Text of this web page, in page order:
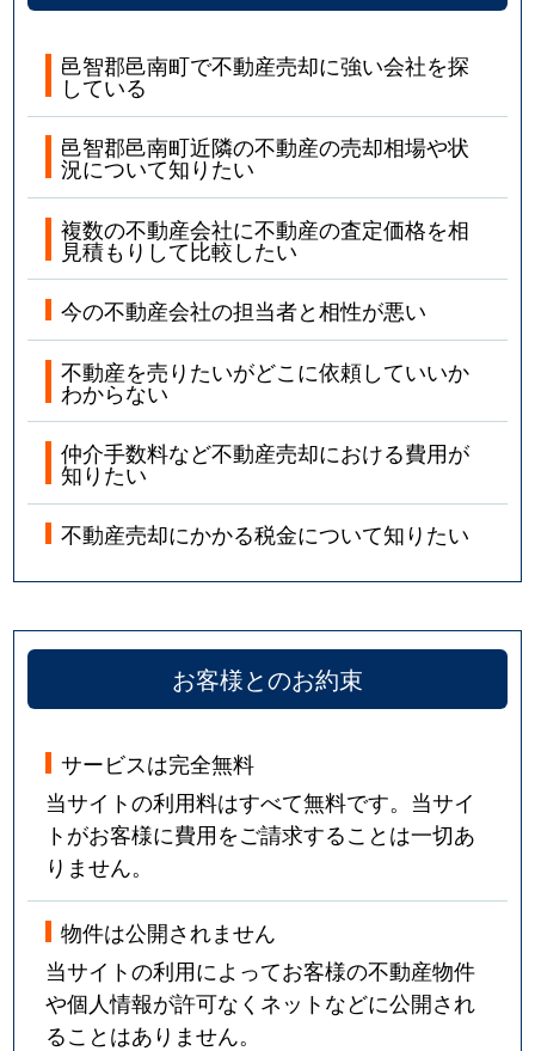
邑智郡邑南町で不動産売却に強い会社を探
している
邑智郡邑南町近隣の不動産の売却相場や状
況について知りたい
複数の不動産会社に不動産の査定価格を相
見積もりして比較したい
今の不動産会社の担当者と相性が悪い
不動産を売りたいがどこに依頼していいか
わからない
仲介手数料など不動産売却における費用が
知りたい
不動産売却にかかる税金について知りたい
お客様とのお約束
サービスは完全無料
当サイトの利用料はすべて無料です。当サイ
トがお客様に費用をご請求することは一切あ
りません。
物件は公開されません
当サイトの利用によってお客様の不動産物件
や個人情報が許可なくネットなどに公開され
ることはありません。